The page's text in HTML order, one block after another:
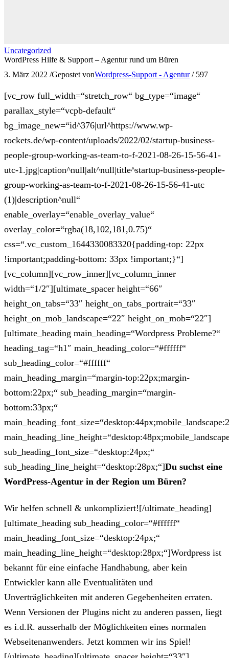
Uncategorized
WordPress Hilfe & Support – Agentur rund um Büren
3. März 2022 /Gepostet vonWordpress-Support - Agentur / 597
[vc_row full_width=“stretch_row“ bg_type=“image“
parallax_style=“vcpb-default“
bg_image_new=“id^376|url^https://www.wp-
rockets.de/wp-content/uploads/2022/02/startup-business-
people-group-working-as-team-to-f-2021-08-26-15-56-41-
utc-1.jpg|caption^null|alt^null|title^startup-business-people-
group-working-as-team-to-f-2021-08-26-15-56-41-utc
(1)|description^null“
enable_overlay=“enable_overlay_value“
overlay_color=“rgba(18,102,181,0.75)“
css=“.vc_custom_1644330083320{padding-top: 22px
!important;padding-bottom: 33px !important;}“]
[vc_column][vc_row_inner][vc_column_inner
width=“1/2″][ultimate_spacer height=“66″
height_on_tabs=“33″ height_on_tabs_portrait=“33″
height_on_mob_landscape=“22″ height_on_mob=“22″]
[ultimate_heading main_heading=“Wordpress Probleme?“
heading_tag=“h1″ main_heading_color=“#ffffff“
sub_heading_color=“#ffffff“
main_heading_margin=“margin-top:22px;margin-
bottom:22px;“ sub_heading_margin=“margin-
bottom:33px;“
sub_heading_font_size=“desktop:24px;“
sub_heading_line_height=“desktop:28px;“]Du suchst eine
WordPress-Agentur in der Region um Büren?
Wir helfen schnell & unkompliziert![/ultimate_heading]
[ultimate_heading sub_heading_color=“#ffffff“
main_heading_font_size=“desktop:24px;“
main_heading_line_height=“desktop:28px;“]Wordpress ist
bekannt für eine einfache Handhabung, aber kein
Entwickler kann alle Eventualitäten und
Unverträglichkeiten mit anderen Gegebenheiten erraten.
Wenn Versionen der Plugins nicht zu anderen passen, liegt
es i.d.R. ausserhalb der Möglichkeiten eines normalen
Webseitenanwenders. Jetzt kommen wir ins Spiel!